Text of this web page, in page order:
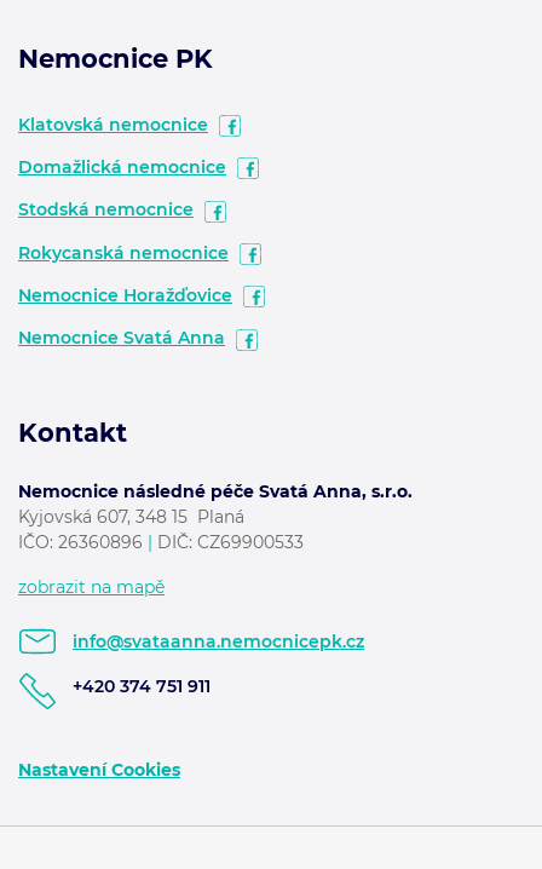
Nemocnice PK
Klatovská nemocnice
Domažlická nemocnice
Stodská nemocnice
Rokycanská nemocnice
Nemocnice Horažďovice
Nemocnice Svatá Anna
Kontakt
Nemocnice následné péče Svatá Anna, s.r.o.
Kyjovská 607, 348 15 Planá
IČO: 26360896
DIČ: CZ69900533
zobrazit na mapě
info@svataanna.nemocnicepk.cz
+420 374 751 911
Nastavení Cookies